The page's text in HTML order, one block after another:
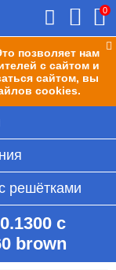
позволяет нам
с сайтом и
сайтом, вы
cookies.
0
решётками
с
brown